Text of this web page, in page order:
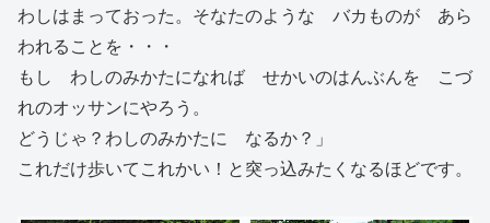
わしはまっておった。そなたのような バカものが あら
われることを・・・
もし わしのみかたになれば せかいのはんぶんを こづ
れのオッサンにやろう。
どうじゃ？わしのみかたに なるか？」
これだけ歩いてこれかい！と突っ込みたくなるほどです。